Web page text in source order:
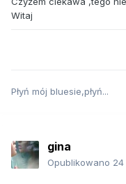
Witaj
Płyń mój bluesie,płyń...
gina
Opublikowano